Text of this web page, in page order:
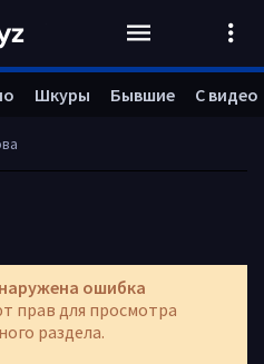
ошибка
прав для просмотра
раздела.
Шкуры Бывшие С видео